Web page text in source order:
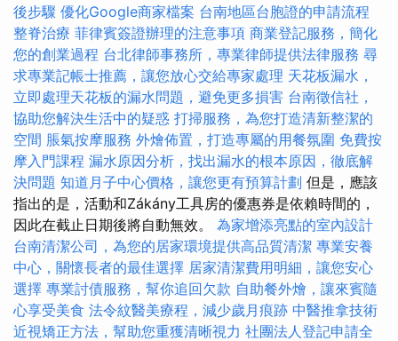
後步驟 優化Google商家檔案 台南地區台胞證的申請流程
整脊治療 菲律賓簽證辦理的注意事項 商業登記服務，簡化
您的創業過程 台北律師事務所，專業律師提供法律服務 尋
求專業記帳士推薦，讓您放心交給專家處理 天花板漏水，
立即處理天花板的漏水問題，避免更多損害 台南徵信社，
協助您解決生活中的疑惑 打掃服務，為您打造清新整潔的
空間 脹氣按摩服務 外燴佈置，打造專屬的用餐氛圍 免費按
摩入門課程 漏水原因分析，找出漏水的根本原因，徹底解
決問題 知道月子中心價格，讓您更有預算計劃 但是，應該
指出的是，活動和Zákány工具房的優惠券是依賴時間的，
因此在截止日期後將自動無效。 為家增添亮點的室內設計
台南清潔公司，為您的居家環境提供高品質清潔 專業安養
中心，關懷長者的最佳選擇 居家清潔費用明細，讓您安心
選擇 專業討債服務，幫你追回欠款 自助餐外燴，讓來賓隨
心享受美食 法令紋醫美療程，減少歲月痕跡 中醫推拿技術
近視矯正方法，幫助您重獲清晰視力 社團法人登記申請全